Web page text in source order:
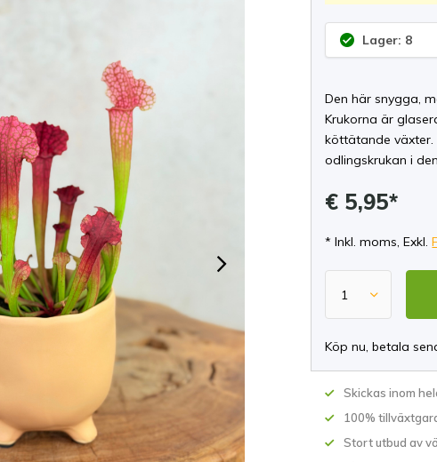
Lager: 8
Den här snygga,
Krukorna är
köttätande växter.
odlingskrukan i
€ 5,95*
* Inkl. moms, Exkl.
Köp nu, betala
Skickas inom
100%
Stort utbud av